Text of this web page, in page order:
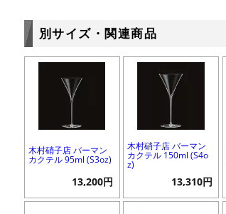
別サイズ・関連商品
木村硝子店 バーマン
カクテル 95ml (S3oz)
13,200円
木村硝子店 バーマン
カクテル 150ml (S4o
z)
13,310円